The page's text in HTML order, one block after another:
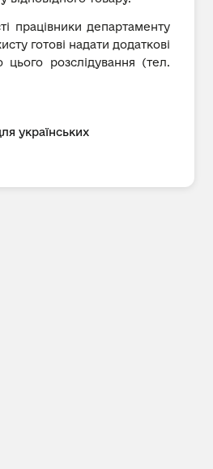
працівники департаменту
готові надати додаткові
розслідування (тел.
українських